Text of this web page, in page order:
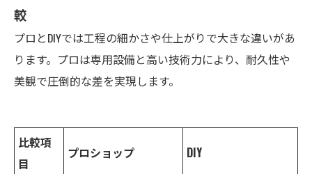
較
プロとDIYでは工程の細かさや仕上がりで大きな違いがあ
ります。プロは専用設備と高い技術力により、耐久性や
美観で圧倒的な差を実現します。
比較項
目
プロショップ DIY